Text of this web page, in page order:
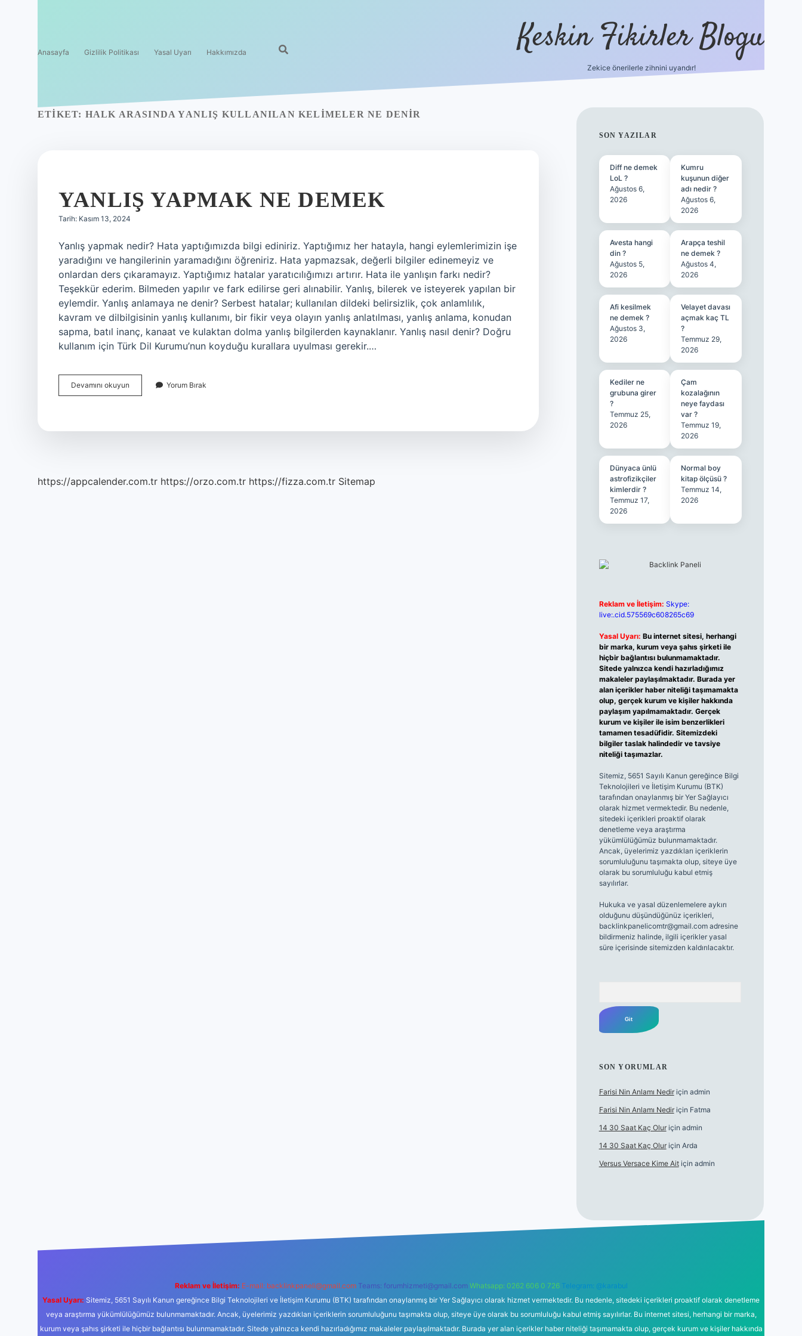
Anasayfa Gizlilik Politikası Yasal Uyarı Hakkımızda Keskin Fikirler Blogu
Zekice önerilerle zihnini uyandır!
ETIKET: HALK ARASINDA YANLIŞ KULLANILAN KELIMELER NE DENIR
YANLIŞ YAPMAK NE DEMEK
Tarih: Kasım 13, 2024
Yanlış yapmak nedir? Hata yaptığımızda bilgi ediniriz. Yaptığımız her hatayla, hangi eylemlerimizin işe
yaradığını ve hangilerinin yaramadığını öğreniriz. Hata yapmazsak, değerli bilgiler edinemeyiz ve
onlardan ders çıkaramayız. Yaptığımız hatalar yaratıcılığımızı artırır. Hata ile yanlışın farkı nedir?
Teşekkür ederim. Bilmeden yapılır ve fark edilirse geri alınabilir. Yanlış, bilerek ve isteyerek yapılan bir
eylemdir. Yanlış anlamaya ne denir? Serbest hatalar; kullanılan dildeki belirsizlik, çok anlamlılık,
kavram ve dilbilgisinin yanlış kullanımı, bir fikir veya olayın yanlış anlatılması, yanlış anlama, konudan
sapma, batıl inanç, kanaat ve kulaktan dolma yanlış bilgilerden kaynaklanır. Yanlış nasıl denir? Doğru
kullanım için Türk Dil Kurumu’nun koyduğu kurallara uyulması gerekir.…
Devamını okuyun
Yapmak
Yorum Bırak
https://appcalender.com.tr https://orzo.com.tr https://fizza.com.tr Sitemap
SIDEBAR
SON YAZILAR
Diff ne demek
LoL ?
Ağustos 6,
2026
Kumru
kuşunun diğer
adı nedir ?
Ağustos 6,
2026
Avesta hangi
din ?
Ağustos 5,
2026
Arapça teshil
ne demek ?
Ağustos 4,
2026
Afi kesilmek
ne demek ?
Ağustos 3,
2026
Velayet davası
açmak kaç TL
?
Temmuz 29,
2026
Kediler ne
grubuna girer
?
Temmuz 25,
2026
Çam
kozalağının
neye faydası
var ?
Temmuz 19,
2026
Dünyaca ünlü
astrofizikçiler
kimlerdir ?
Temmuz 17,
2026
Normal boy
kitap ölçüsü ?
Temmuz 14,
2026
Reklam ve İletişim: Skype:
live:.cid.575569c608265c69
Yasal Uyarı: Bu internet sitesi, herhangi
bir marka, kurum veya şahıs şirketi ile
hiçbir bağlantısı bulunmamaktadır.
Sitede yalnızca kendi hazırladığımız
makaleler paylaşılmaktadır. Burada yer
alan içerikler haber niteliği taşımamakta
olup, gerçek kurum ve kişiler hakkında
paylaşım yapılmamaktadır. Gerçek
kurum ve kişiler ile isim benzerlikleri
tamamen tesadüfidir. Sitemizdeki
bilgiler taslak halindedir ve tavsiye
niteliği taşımazlar.
Sitemiz, 5651 Sayılı Kanun gereğince Bilgi
Teknolojileri ve İletişim Kurumu (BTK)
tarafından onaylanmış bir Yer Sağlayıcı
olarak hizmet vermektedir. Bu nedenle,
sitedeki içerikleri proaktif olarak
denetleme veya araştırma
yükümlülüğümüz bulunmamaktadır.
Ancak, üyelerimiz yazdıkları içeriklerin
sorumluluğunu taşımakta olup, siteye üye
olarak bu sorumluluğu kabul etmiş
sayılırlar.
Hukuka ve yasal düzenlemelere aykırı
olduğunu düşündüğünüz içerikleri,
backlinkpanelicomtr@gmail.comadresine
bildirmeniz halinde, ilgili içerikler yasal
süre içerisinde sitemizden kaldırılacaktır.
SON YORUMLAR
Farisi Nin Anlamı Nediriçin admin
Farisi Nin Anlamı Nediriçin Fatma
14 30 Saat Kaç Oluriçin admin
14 30 Saat Kaç Oluriçin Arda
Versus Versace Kime Aitiçin admin
Reklam ve İletişim: E-mail: backlinkpaneli@gmail.com Teams: forumhizmeti@gmail.com Whatsapp: 0262 606 0 726 Telegram: @karabul
Yasal Uyarı: Sitemiz, 5651 Sayılı Kanun gereğince Bilgi Teknolojileri ve İletişim Kurumu (BTK) tarafından onaylanmış bir Yer Sağlayıcı olarak hizmet vermektedir. Bu nedenle, sitedeki içerikleri proaktif olarak denetleme
veya araştırma yükümlülüğümüz bulunmamaktadır. Ancak, üyelerimiz yazdıkları içeriklerin sorumluluğunu taşımakta olup, siteye üye olarak bu sorumluluğu kabul etmiş sayılırlar. Bu internet sitesi, herhangi bir marka,
kurum veya şahıs şirketi ile hiçbir bağlantısı bulunmamaktadır. Sitede yalnızca kendi hazırladığımız makaleler paylaşılmaktadır. Burada yer alan içerikler haber niteliği taşımamakta olup, gerçek kurum ve kişiler hakkında